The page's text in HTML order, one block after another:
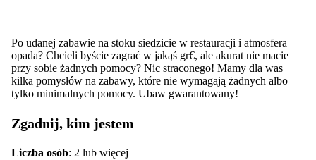
Po udanej zabawie na stoku siedzicie w restauracji i atmosfera
opada? Chcieli byście zagrać w jakąś gr€, ale akurat nie macie
przy sobie żadnych pomocy? Nic straconego! Mamy dla was
kilka pomysłów na zabawy, które nie wymagają żadnych albo
tylko minimalnych pomocy. Ubaw gwarantowany!
Zgadnij, kim jestem
Liczba osób: 2 lub więcej